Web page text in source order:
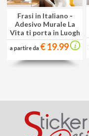
Frasi in Italiano -
Adesivo Murale La
Vita ti porta in Luogh
a partire da € 19.99